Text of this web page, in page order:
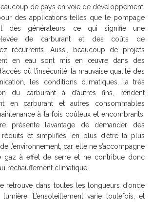
de pays en voie de développement,
des applications telles que le pompage
des générateurs, ce qui signifie une
de carburant et des coûts de
récurrents. Aussi, beaucoup de projets
en eau sont mis en œuvre dans des
où l’insécurité, la mauvaise qualité des
les conditions climatiques, la très
du carburant à d’autres fins, rendent
en carburant et autres consommables
à la fois coûteux et encombrants.
présente l’avantage de demander des
et simplifiés, en plus d’être la plus
l’environnement, car elle ne s’accompagne
gaz à effet de serre et ne contribue donc
réchauffement climatique.
retrouve dans toutes les longueurs d’onde
L’ensoleillement varie toutefois, et